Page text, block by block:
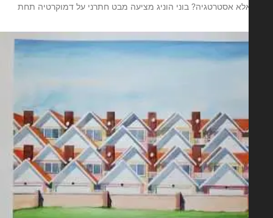
אסטרטגיה? בוני הוניג מציעה מבט חתרני על דמוקרטיה תחת